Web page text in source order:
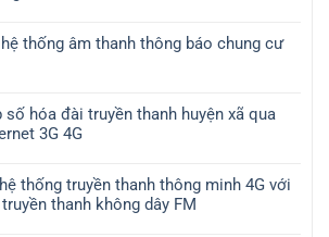
thống âm thanh thông báo chung cư
số hóa đài truyền thanh huyện xã qua
3G 4G
thống truyền thanh thông minh 4G với
thanh không dây FM